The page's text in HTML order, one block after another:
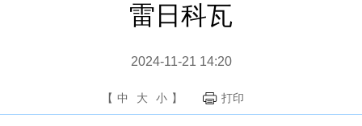
雷日科瓦
2024-11-21 14:20
【 中 大 小 】 打印